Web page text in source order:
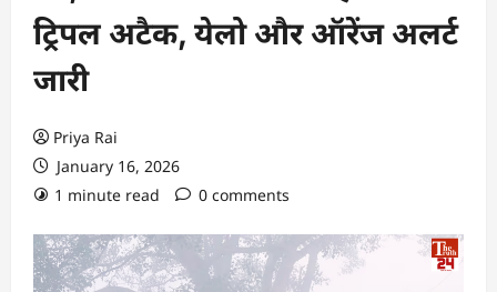
ट्रिपल अटैक, येलो और ऑरेंज अलर्ट
जारी
Priya Rai
January 16, 2026
1 minute read
0 comments